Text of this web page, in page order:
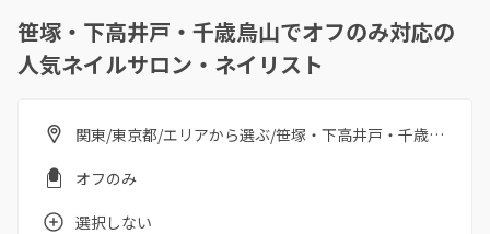
笹塚・下高井戸・千歳烏山でオフのみ対応の
人気ネイルサロン・ネイリスト
関東/東京都/エリアから選ぶ/笹塚・下高井戸・千歳烏山
オフのみ
選択しない